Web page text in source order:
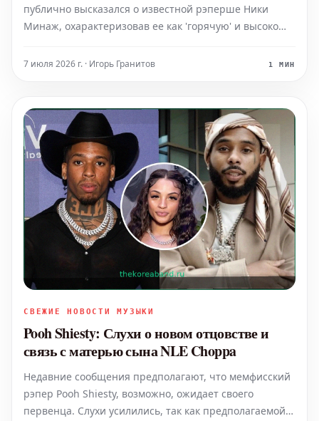
публично высказался о известной рэперше Ники
Минаж, охарактеризовав ее как 'горячую' и высоко
заявление, сделанное Трампом, привлекло
7 июля 2026 г. · Игорь Гранитов 1 МИН
СВЕЖИЕ НОВОСТИ МУЗЫКИ
Pooh Shiesty: Слухи о новом отцовстве и
связь с матерью сына NLE Choppa
Недавние сообщения предполагают, что мемфисский
рэпер Pooh Shiesty, возможно, ожидает своего
первенца. Слухи усилились, так как предполагаемой